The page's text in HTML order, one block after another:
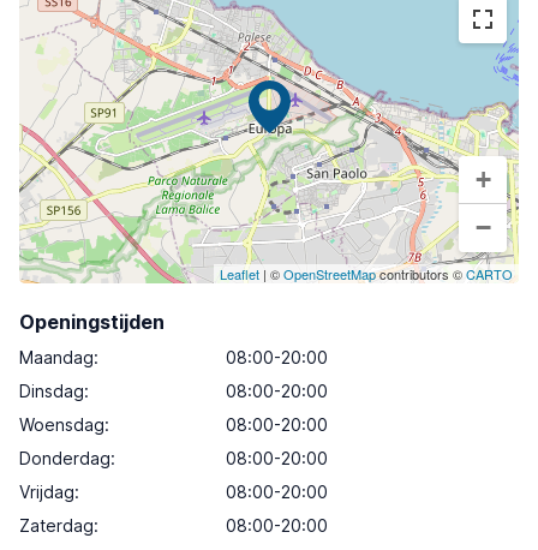
+
−
Leaflet | ©OpenStreetMapcontributors ©CARTO
Openingstijden
Maandag:
08:00-20:00
Dinsdag:
08:00-20:00
Woensdag:
08:00-20:00
Donderdag:
08:00-20:00
Vrijdag:
08:00-20:00
Zaterdag:
08:00-20:00